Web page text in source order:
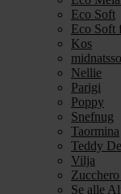
Eco Soft
Eco Soft
Kos
Nellie
Parigi
Poppy
Snefnug
Taormina
Teddy
Vilja
Se alle